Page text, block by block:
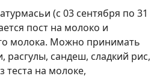
(с 03 сентября по 31
пост на молоко и
молока. Можно принимать
расгулы, сандеш, сладкий рис,
теста на молоке,